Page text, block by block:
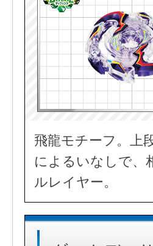
飛龍モチーフ。上
によるいなしで、
ルレイヤー。